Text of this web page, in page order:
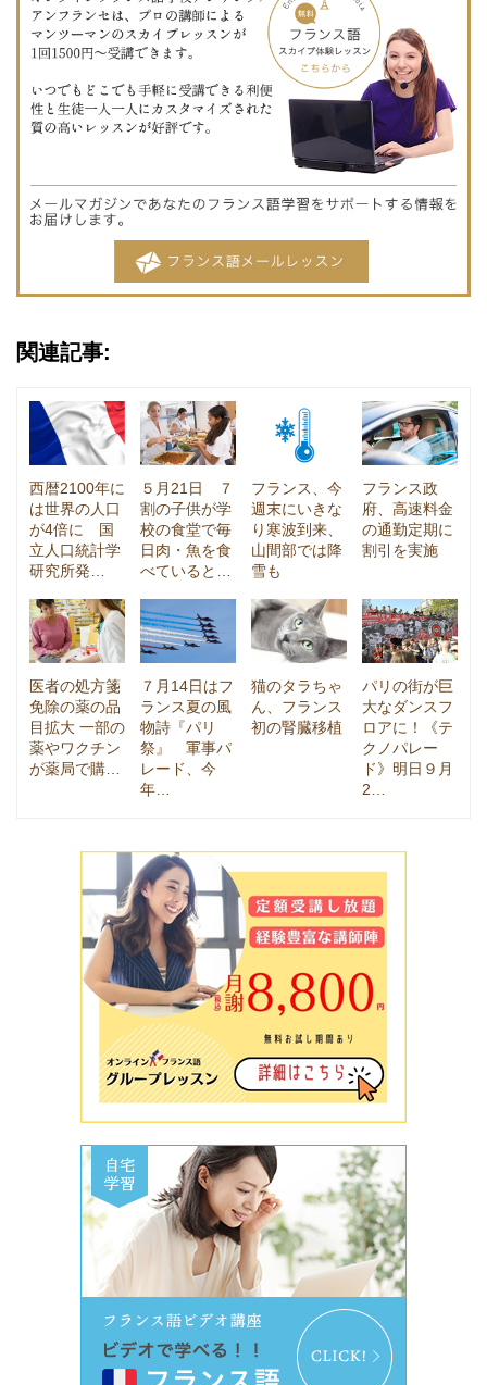
関連記事:
西暦2100年に
は世界の人口
が4倍に 国
立人口統計学
研究所発…
５月21日 ７
割の子供が学
校の食堂で毎
日肉・魚を食
べていると…
フランス、今
週末にいきな
り寒波到来、
山間部では降
雪も
フランス政
府、高速料金
の通勤定期に
割引を実施
医者の処方箋
免除の薬の品
目拡大 一部の
薬やワクチン
が薬局で購…
７月14日はフ
ランス夏の風
物詩『パリ
祭』 軍事パ
レード、今
年…
猫のタラちゃ
ん、フランス
初の腎臓移植
パリの街が巨
大なダンスフ
ロアに！《テ
クノパレー
ド》明日９月
2…